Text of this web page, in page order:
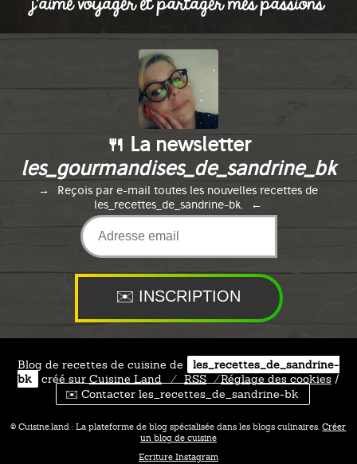
🍴 La newsletter
les_gourmandises_de_sandrine_bk
Reçois par e-mail toutes les nouvelles recettes de
les_recettes_de_sandrine-bk.
Blog de recettes de cuisine de
les_recettes_de_sandrine-
bk
créé sur Cuisine Land ⁄ RSS ⁄Réglage des cookies /
✉️ Contacter les_recettes_de_sandrine-bk
© Cuisine.land : La plateforme de blog spécialisée dans les blogs culinaires.Créer
un blog de cuisine
Ecriture Instagram